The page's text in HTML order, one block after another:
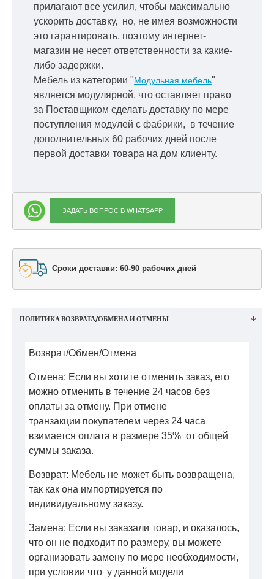
прилагают все усилия, чтобы максимально
ускорить доставку, но, не имея возможности
это гарантировать, поэтому интернет-
магазин не несет ответственности за какие-
либо задержки.
Мебель из категории "Модульная мебель"
является модулярной, что оставляет право
за Поставщиком сделать доставку по мере
поступления модулей с фабрики, в течение
дополнительных 60 рабочих дней после
первой доставки товара на дом клиенту.
ЗАДАТЬ ВОПРОС В WHATSAPP
Сроки доставки: 60-90 рабочих дней
ПОЛИТИКА ВОЗВРАТА/ОБМЕНА И ОТМЕНЫ
Возврат/Обмен/Отмена
Отмена: Если вы хотите отменить заказ, его
можно отменить в течение 24 часов без
оплаты за отмену. При отмене
транзакции покупателем через 24 часа
взимается оплата в размере 35% от общей
суммы заказа.
Возврат: Мебель не может быть возвращена,
так как она импортируется по
индивидуальному заказу.
Замена: Если вы заказали товар, и оказалось,
что он не подходит по размеру, вы можете
организовать замену по мере необходимости,
при условии что у данной модели